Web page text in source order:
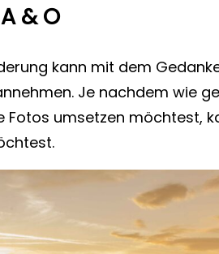
& O
kann mit dem
Je nachdem wie
umsetzen möchtest,